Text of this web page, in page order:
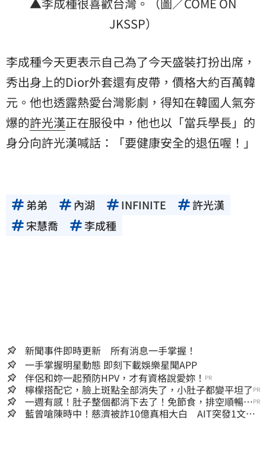
JKSSP）
李成種今天更表示自己為了今天盛裝打扮出席，
秀出身上的Dior外套還有皮帶，價格大約百萬韓
元。他也透露熱愛台灣影劇，得知在韓國人氣夯
爆的許光漢正在服役中，他也以「當兵學長」的
身分向許光漢喊話：「要健康安全的退伍喔！」
弟弟 內湖 INFINITE
許光漢
宋慧喬
李成種
新聞事件即時更新 所有消息一手掌握！
一手掌握明星動態 即刻下載娛樂星聞APP
伴侶和妳一起預防HPV，才有資格說愛妳！ PR
檸檬搭配它，臉上斑點全部消失了，小肚子都變平坦了 PR
一週有感！肚子整個都消下去了！免節食，排空順暢就
夠
PR
藍曾嗆陳時中！慈濟被詐10億真相大白 AIT突發1文酸